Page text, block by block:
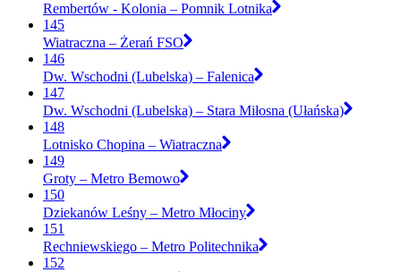
Rembertów - Kolonia – Pomnik Lotnika
145
Wiatraczna – Żerań FSO
146
Dw. Wschodni (Lubelska) – Falenica
147
Dw. Wschodni (Lubelska) – Stara Miłosna (Ułańska)
148
Lotnisko Chopina – Wiatraczna
149
Groty – Metro Bemowo
150
Dziekanów Leśny – Metro Młociny
151
Rechniewskiego – Metro Politechnika
152